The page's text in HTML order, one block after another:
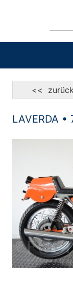
<< zurück
LAVERDA •